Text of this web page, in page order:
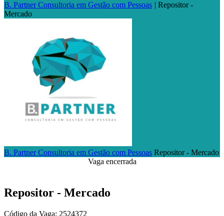
B. Partner Consultoria em Gestão com Pessoas | Repositor -
Mercado
B. Partner Consultoria em Gestão com Pessoas Repositor - Mercado
Vaga encerrada
Repositor - Mercado
Código da Vaga: 2524372